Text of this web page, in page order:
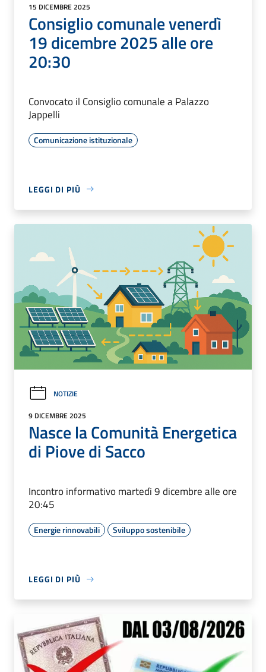
15 DICEMBRE 2025
Consiglio comunale venerdì
19 dicembre 2025 alle ore
20:30
Convocato il Consiglio comunale a Palazzo
Jappelli
Comunicazione istituzionale
LEGGI DI PIÙ
NOTIZIE
9 DICEMBRE 2025
Nasce la Comunità Energetica
di Piove di Sacco
Incontro informativo martedì 9 dicembre alle ore
20:45
Energie rinnovabili Sviluppo sostenibile
LEGGI DI PIÙ